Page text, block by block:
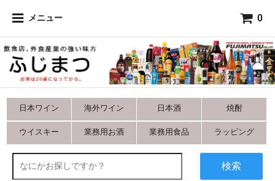
メニュー 0
日本ワイン 海外ワイン 日本酒 焼酎
ウイスキー 業務用お酒 業務用食品 ラッピング
検索